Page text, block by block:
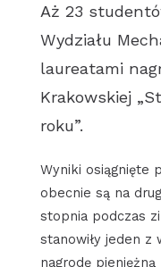
Aż 23
Wydziału
laureatami
Krakowskiej
roku”.
Wyniki osiągnięte
obecnie są na
stopnia podczas
stanowiły jeden z
nagrodę